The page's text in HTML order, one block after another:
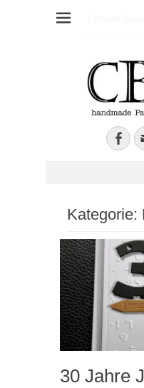
Kategorie:
30 Jahre